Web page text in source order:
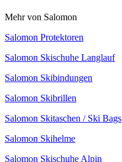
Mehr von Salomon
Salomon Protektoren
Salomon Skischuhe Langlauf
Salomon Skibindungen
Salomon Skibrillen
Salomon Skitaschen / Ski Bags
Salomon Skihelme
Salomon Skischuhe Alpin